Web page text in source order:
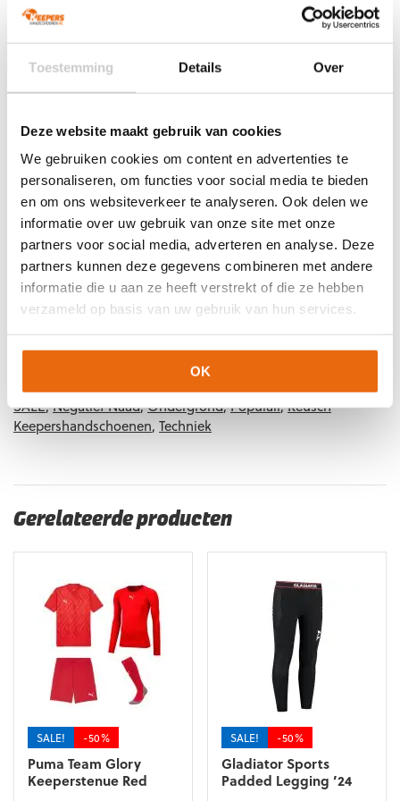
Toestemming Details Over
Deze website maakt gebruik van cookies
We gebruiken cookies om content en advertenties te
personaliseren, om functies voor social media te bieden
en om ons websiteverkeer te analyseren. Ook delen we
informatie over uw gebruik van onze site met onze
partners voor social media, adverteren en analyse. Deze
partners kunnen deze gegevens combineren met andere
informatie die u aan ze heeft verstrekt of die ze hebben
verzameld op basis van uw gebruik van hun services.
OK
Artikelnummers
EAN code
Eigenschappen
4060485488348
Maat: 7
Houd rekening met 1-2 werkdagen extra levertijd
voor bedrukte artikelen.
Bedrukte artikelen kunnen wij helaas niet terugnemen.
Artikelnummer:5472200-4848 Categorieën:Gras
Keepershandschoenen kind,Keepershandschoenen maat 4,
Keepershandschoenen maat 5,Keepershandschoenen maat
,
SALE,Negatief Naad,Ondergrond,Populair,Reusch
Keepershandschoenen, Techniek
Ondergrond
Doelgroep
Junior
Techniek (palm)
Hyla Reverse
Kleur
Black,Fluo Orange,Royal Blue
Merk
Reusch
Gerelateerde producten
SALE! -50%
Puma Team Glory
Keeperstenue Red
SALE! -50%
Gladiator Sports
Padded Legging ’24